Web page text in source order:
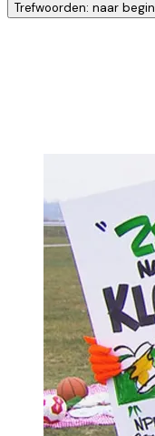
Trefwoorden: naar begin